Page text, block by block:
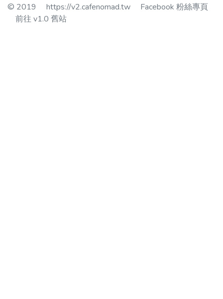
© 2019 https://v2.cafenomad.tw
Facebook 粉絲專頁
前往 v1.0 舊站